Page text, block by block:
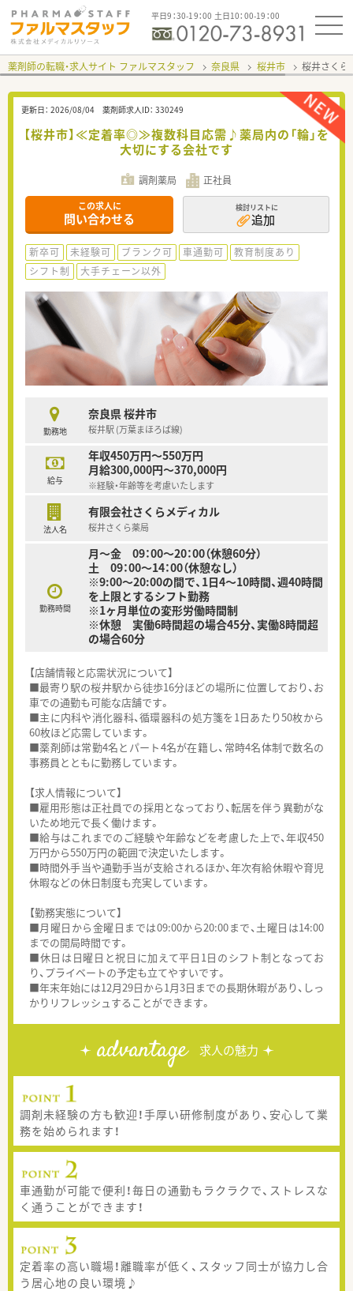
平日9：30-19：00 土日10：00-19：00
薬剤師の転職・求人サイト ファルマスタッフ 奈良県 桜井市 桜井さくら
更新日： 2026/08/04 薬剤師求人ID： 330249
【桜井市】≪定着率◎≫複数科目応需♪薬局内の「輪」を
大切にする会社です
調剤薬局 正社員
この求人に
問い合わせる
検討リストに
追加
新卒可 未経験可 ブランク可 車通勤可
教育制度あり
シフト制
大手チェーン以外
勤務地
奈良県 桜井市
桜井駅 (万葉まほろば線)
給与
年収450万円～550万円
月給300,000円～370,000円
※経験・年齢等を考慮いたします
法人名
有限会社さくらメディカル
桜井さくら薬局
勤務時間
月～金 09：00～20：00（休憩60分）
土 09：00～14：00（休憩なし）
※9:00～20:00の間で、1日4～10時間、週40時間
を上限とするシフト勤務
※1ヶ月単位の変形労働時間制
※休憩 実働6時間超の場合45分、実働8時間超
の場合60分
【店舗情報と応需状況について】
■最寄り駅の桜井駅から徒歩16分ほどの場所に位置しており、お
車での通勤も可能な店舗です。
■主に内科や消化器科、循環器科の処方箋を1日あたり50枚から
60枚ほど応需しています。
■薬剤師は常勤4名とパート4名が在籍し、常時4名体制で数名の
事務員とともに勤務しています。
【求人情報について】
■雇用形態は正社員での採用となっており、転居を伴う異動がな
いため地元で長く働けます。
■給与はこれまでのご経験や年齢などを考慮した上で、年収450
万円から550万円の範囲で決定いたします。
■時間外手当や通勤手当が支給されるほか、年次有給休暇や育児
休暇などの休日制度も充実しています。
【勤務実態について】
■月曜日から金曜日までは09:00から20:00まで、土曜日は14:00
までの開局時間です。
■休日は日曜日と祝日に加えて平日1日のシフト制となってお
り、プライベートの予定も立てやすいです。
■年末年始には12月29日から1月3日までの長期休暇があり、しっ
かりリフレッシュすることができます。
advantage 求人の魅力
調剤未経験の方も歓迎！手厚い研修制度があり、安心して業
務を始められます！
車通勤が可能で便利！毎日の通勤もラクラクで、ストレスな
く通うことができます！
定着率の高い職場！離職率が低く、スタッフ同士が協力し合
う居心地の良い環境♪